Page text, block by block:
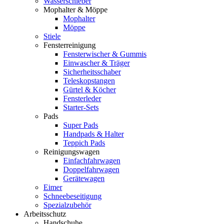
Mophalter & Möppe
Mophalter
Möppe
Stiele
Fensterreinigung
Fensterwischer & Gummis
Einwascher & Träger
Sicherheitsschaber
Teleskopstangen
Gürtel & Köcher
Fensterleder
Starter-Sets
Pads
Super Pads
Handpads & Halter
Teppich Pads
Reinigungswagen
Einfachfahrwagen
Doppelfahrwagen
Gerätewagen
Eimer
Schneebeseitigung
Spezialzubehör
Arbeitsschutz